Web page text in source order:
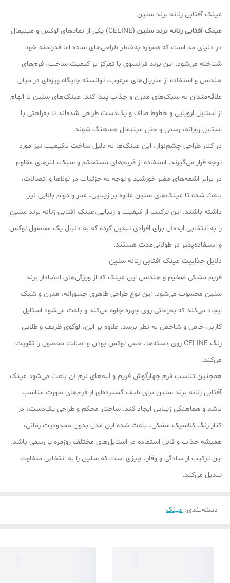
عینک آفتابی زنانه برند سلین
عینک آفتابی زنانه برند سلین
(CELINE) یکی از نمادهای لوکس و مینیمال
در دنیای مد است که همواره به‌خاطر طراحی‌های ساده اما قدرتمند خود
شناخته می‌شود. این برند فرانسوی با تمرکز بر کیفیت ساخت، فرم‌های
هندسی و استفاده از متریال‌های مرغوب، توانسته جایگاه ویژه‌ای در میان
علاقه‌مندان به سبک‌های مدرن و جذاب پیدا کند. عینک‌های سلین با الهام
از استایل اروپایی و خطوط صاف و یک‌دست طراحی شده‌اند تا به‌راحتی با
استایل روزانه، رسمی و حتی مینیمال هماهنگ شوند.
در کنار طراحی چشم‌نواز، این عینک‌ها به دلیل ساخت باکیفیت نیز مورد
توجه قرار می‌گیرند. استفاده از فریم‌های مستحکم و سبک، لنزهای مقاوم
در برابر اشعه‌های مضر خورشید و توجه به جزئیات در لولاها و اتصالات،
باعث شده تا عینک‌های سلین علاوه بر زیبایی، عمر و دوام بالایی نیز
داشته باشند. این ترکیب از کیفیت و زیبایی،عینک آفتابی زنانه برند سلین
را به انتخابی ایده‌آل برای افرادی تبدیل کرده که به دنبال یک محصول لوکس
و استفاده‌پذیر در طولانی‌مدت هستند.
دلایل جذابیت عینک آفتابی زنانه سلین
فریم مشکی ضخیم و هندسی این عینک که از ویژگی‌های امضادار برند
سلین محسوب می‌شود. این نوع طراحی ظاهری جسورانه، مدرن و شیک
ایجاد می‌کند که به‌راحتی روی چهره جلوه می‌کند و باعث می‌شود استایل
کاربر، خاص و شاخص به نظر برسد. علاوه بر این، لوگوی ظریف و طلایی
رنگ CELINE روی دسته‌ها، حس لوکس بودن و اصالت محصول را تقویت
می‌کند.
همچنین تناسب فرم چهارگوش فریم و لبه‌های نرم آن باعث می‌شود عینک
آفتابی زنانه برند سلین برای طیف گسترده‌ای از فرم‌های صورت مناسب
باشد و هماهنگی زیبایی ایجاد کند. ساختار محکم و طراحی یک‌دست، در
کنار رنگ کلاسیک مشکی، باعث شده این مدل بدون محدودیت زمانی،
همیشه جذاب و قابل استفاده در استایل‌های مختلف روزمره یا رسمی باشد.
این ترکیب از سادگی و وقار، چیزی است که سلین را به انتخابی متفاوت
تبدیل می‌کند.
دسته‌بندی: عینک